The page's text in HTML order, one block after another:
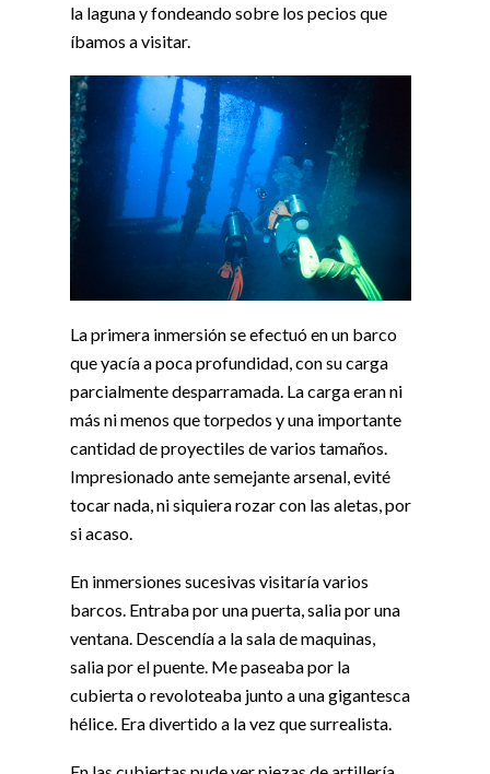
la laguna y fondeando sobre los pecios que
íbamos a visitar.
La primera inmersión se efectuó en un barco
que yacía a poca profundidad, con su carga
parcialmente desparramada. La carga eran ni
más ni menos que torpedos y una importante
cantidad de proyectiles de varios tamaños.
Impresionado ante semejante arsenal, evité
tocar nada, ni siquiera rozar con las aletas, por
si acaso.
En inmersiones sucesivas visitaría varios
barcos. Entraba por una puerta, salia por una
ventana. Descendía a la sala de maquinas,
salia por el puente. Me paseaba por la
cubierta o revoloteaba junto a una gigantesca
hélice. Era divertido a la vez que surrealista.